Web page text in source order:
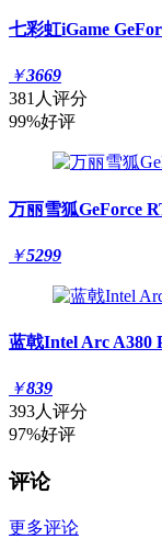
七彩虹iGame
￥3669
381人评分
99%好评
万丽雪狐GeForce
￥5299
蓝戟Intel Arc A380
￥839
393人评分
97%好评
评论
更多评论